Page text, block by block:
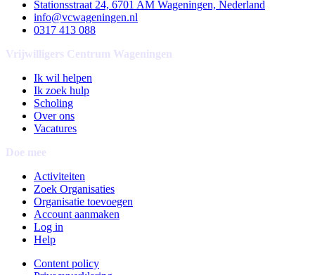
Stationsstraat 24, 6701 AM Wageningen, Nederland
info@vcwageningen.nl
0317 413 088
Vrijwilligers Centrum Wageningen
Ik wil helpen
Ik zoek hulp
Scholing
Over ons
Vacatures
Doe mee
Activiteiten
Zoek Organisaties
Organisatie toevoegen
Account aanmaken
Log in
Help
Content policy